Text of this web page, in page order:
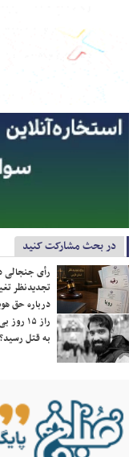
در بحث مشارکت کنید
رأی جنجالی
تجدیدنظر
درباره حق
راز
به قتل